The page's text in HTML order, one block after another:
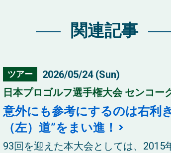
関連記事
ツアー
2026/05/24 (Sun)
日本プロゴルフ選手権大会 センコー
意外にも参考にするのは右利
（左）道”をまい進！
93回を迎えた本大会としては、2015